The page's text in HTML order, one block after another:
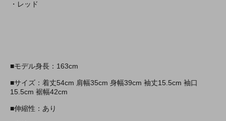
・レッド
■モデル身長：163cm
■サイズ：着丈54cm 肩幅35cm 身幅39cm 袖丈15.5cm 袖口
15.5cm 裾幅42cm
■伸縮性：あり